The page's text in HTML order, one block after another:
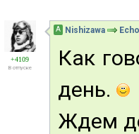
+4109
В отпуске
А Nishizawa Echo
Как
день.
Ждем